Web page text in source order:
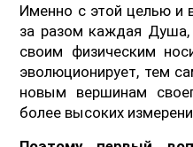
Именно с этой целью и
за разом каждая Душа,
своим физическим
эволюционирует, тем
новым вершинам
более высоких